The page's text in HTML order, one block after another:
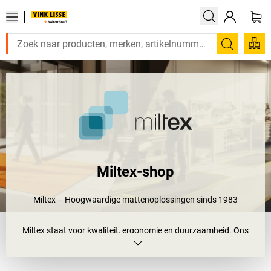
Zoeken
Miltex-shop
Miltex – Hoogwaardige mattenoplossingen sinds 1983
Miltex staat voor kwaliteit, ergonomie en duurzaamheid. Ons
assortiment omvat antislip matten voor op de werkplek – naar
keuze met een gesloten of geperforeerd oppervlak – ideaal voor